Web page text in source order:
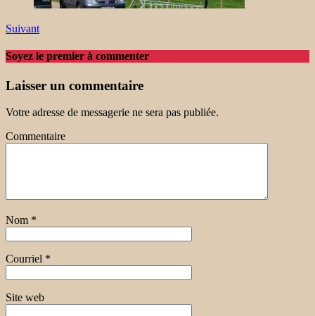
Suivant
Soyez le premier à commenter
Laisser un commentaire
Votre adresse de messagerie ne sera pas publiée.
Commentaire
Nom *
Courriel *
Site web